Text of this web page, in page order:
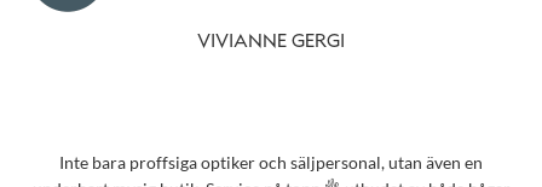
VIVIANNE GERGI
Inte bara proffsiga optiker och säljpersonal, utan även en